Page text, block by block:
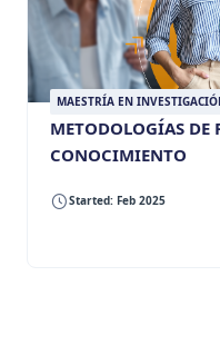
MAESTRÍA EN
METODOLOGÍAS DE
CONOCIMIENTO
Started: Feb 2025